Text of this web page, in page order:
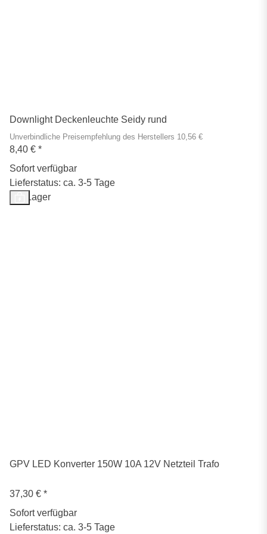
Downlight Deckenleuchte Seidy rund
Unverbindliche Preisempfehlung des Herstellers 10,56 €
8,40 € *
Sofort verfügbar
Lieferstatus: ca. 3-5 Tage
Auf Lager
GPV LED Konverter 150W 10A 12V Netzteil Trafo
37,30 € *
Sofort verfügbar
Lieferstatus: ca. 3-5 Tage